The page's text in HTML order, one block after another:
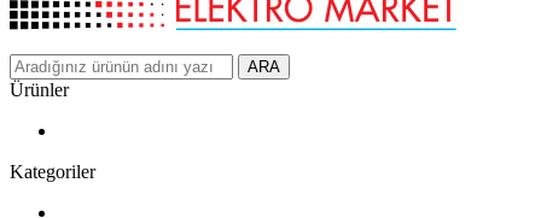
ARA
Ürünler
Kategoriler